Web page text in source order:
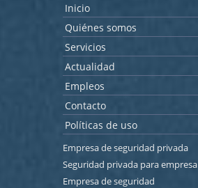
Inicio
Quiénes somos
Servicios
Actualidad
Empleos
Contacto
Políticas de uso
Empresa de seguridad privada
Seguridad privada para empresa
Empresa de seguridad